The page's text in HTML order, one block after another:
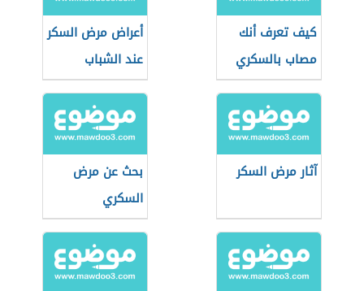
كيف تعرف أنك
مصاب بالسكري
أعراض مرض السكر
عند الشباب
آثار مرض السكر
بحث عن مرض
السكري